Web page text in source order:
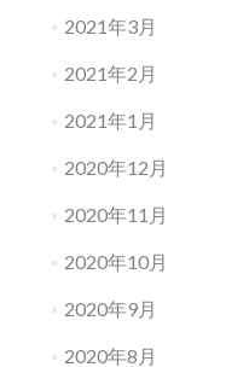
2021年3月
2021年2月
2021年1月
2020年12月
2020年11月
2020年10月
2020年9月
2020年8月